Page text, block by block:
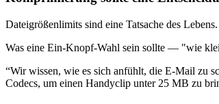
Dateigrößenlimits sind eine Tatsache des
Was eine Ein-Knopf-Wahl sein sollte — "wie
“Wir wissen, wie es sich anfühlt, die E-Mail zu
Codecs, um einen Handyclip unter 25 MB zu